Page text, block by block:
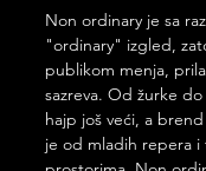
Non ordinary je sa
"ordinary" izgled,
publikom menja,
sazreva. Od žurke
hajp još veći, a
je od mladih repera i